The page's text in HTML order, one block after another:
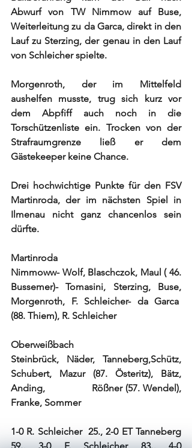
Abwurf von TW Nimmow auf Buse,
Weiterleitung zu da Garca, direkt in den
Lauf zu Sterzing, der genau in den Lauf
von Schleicher spielte.
Morgenroth, der im Mittelfeld
aushelfen musste, trug sich kurz vor
dem Abpfiff auch noch in die
Torschützenliste ein. Trocken von der
Strafraumgrenze ließ er dem
Gästekeeper keine Chance.
Drei hochwichtige Punkte für den FSV
Martinroda, der im nächsten Spiel in
Ilmenau nicht ganz chancenlos sein
dürfte.
Martinroda
Nimmoww- Wolf, Blaschczok, Maul ( 46.
Bussemer)- Tomasini, Sterzing, Buse,
Morgenroth, F. Schleicher- da Garca
(88. Thiem), R. Schleicher
Oberweißbach
Steinbrück, Näder, Tanneberg,Schütz,
Schubert, Mazur (87. Österitz), Bätz,
Anding,               Rößner (57. Wendel),
Franke, Sommer
1-0 R. Schleicher  25., 2-0 ET Tanneberg